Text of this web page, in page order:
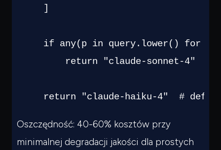
]
if any(p in query. lower( ) for
return
"claude-sonnet-4"
return "claude-haiku-4" #
Oszczędność: 40-60% kosztów przy
minimalnej degradacji jakości dla prostych